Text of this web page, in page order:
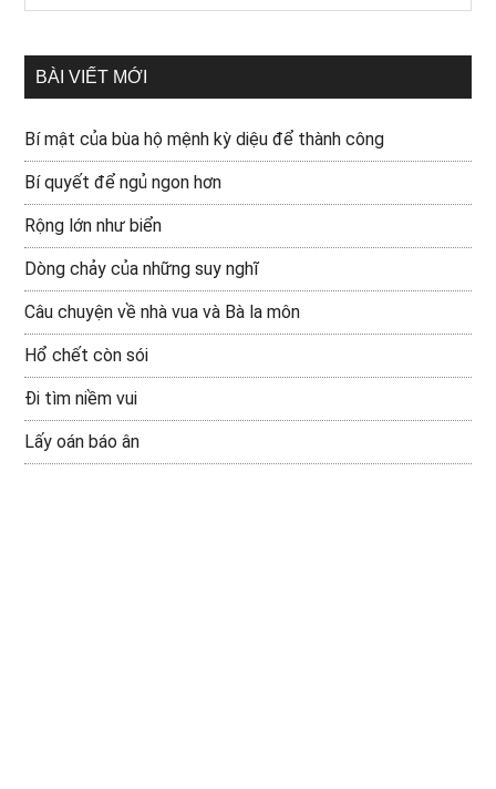
BÀI VIẾT MỚI
Bí mật của bùa hộ mệnh kỳ diệu để thành công
Bí quyết để ngủ ngon hơn
Rộng lớn như biển
Dòng chảy của những suy nghĩ
Câu chuyện về nhà vua và Bà la môn
Hổ chết còn sói
Đi tìm niềm vui
Lấy oán báo ân